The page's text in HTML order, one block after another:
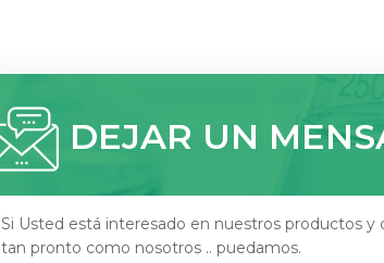
DEJAR UN
Si Usted está interesado en nuestros productos
tan pronto como nosotros .. puedamos.